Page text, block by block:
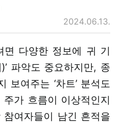
2024.06.13.
면 다양한 정보에 귀 기
파악도 중요하지만, 종
보여주는 ‘차트’ 분석도
가 흐름이 이상적인지
여자들이 남긴 흔적을